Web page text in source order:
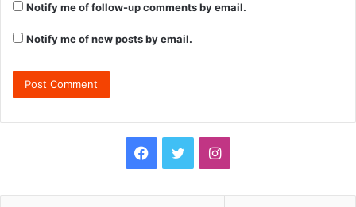
Notify me of follow-up comments by email.
Notify me of new posts by email.
I